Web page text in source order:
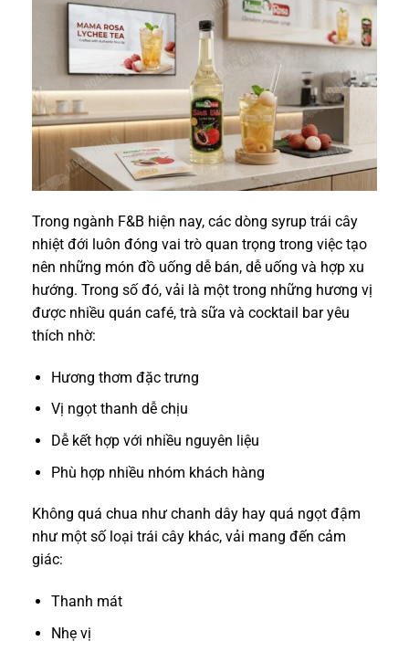
Trong ngành F&B hiện nay, các dòng syrup trái cây
nhiệt đới luôn đóng vai trò quan trọng trong việc tạo
nên những món đồ uống dễ bán, dễ uống và hợp xu
hướng. Trong số đó, vải là một trong những hương vị
được nhiều quán café, trà sữa và cocktail bar yêu
thích nhờ:
Hương thơm đặc trưng
Vị ngọt thanh dễ chịu
Dễ kết hợp với nhiều nguyên liệu
Phù hợp nhiều nhóm khách hàng
Không quá chua như chanh dây hay quá ngọt đậm
như một số loại trái cây khác, vải mang đến cảm
giác:
Thanh mát
Nhẹ vị